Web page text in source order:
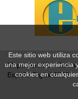
Mapa del sitio
España Digital 2026
Este sitio web utiliza
una mejor experiencia
cookies en